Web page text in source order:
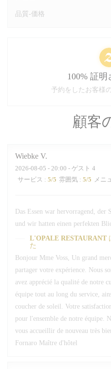
顧客
Wiebke V
2026-08-05 - 20:00 - ゲスト 4
サービス : 5/5 雰囲気 : 5/5 メニ
Das Essen war hervorragend, der
und wir hatten einen perfekten
L'OPALE RESTAURANT
た
Bonjour Mme Voss, Un grand
partager votre expérience. Nous
avez apprécié la qualité de notre
équipe tout au long du service,
coucher de soleil. Votre
pour l'ensemble de notre équipe.
vous accueillir de nouveau très
Fornaro Maître d'hôtel
品質-価格
100% 証
予約をしたお客様